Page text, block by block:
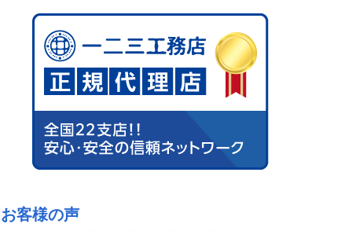
お客様の声